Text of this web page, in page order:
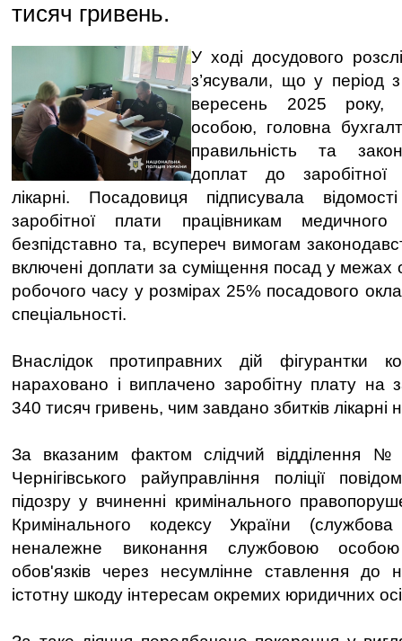
тисяч гривень.
У ході досудового
з’ясували, що у період
вересень 2025 року,
особою, головна
правильність та
доплат до заробітної
лікарні. Посадовиця підписувала
заробітної плати працівникам
безпідставно та, всупереч вимогам
включені доплати за суміщення посад у межах
робочого часу у розмірах 25% посадового
спеціальності.
Внаслідок протиправних дій фігурантки
нараховано і виплачено заробітну плату на
340 тисяч гривень, чим завдано збитків лікарні
За вказаним фактом слідчий відділення
Чернігівського райуправління поліції
підозру у вчиненні кримінального
Кримінального кодексу України
неналежне виконання службовою
обов'язків через несумлінне ставлення до
істотну шкоду інтересам окремих юридичних